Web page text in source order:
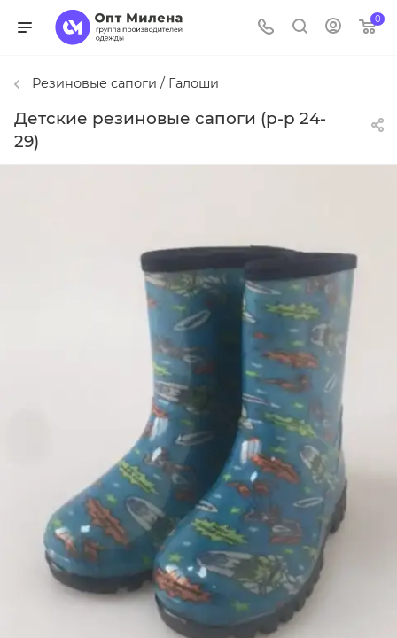
0
Резиновые сапоги / Галоши
Детские резиновые сапоги (р-р 24-
29)